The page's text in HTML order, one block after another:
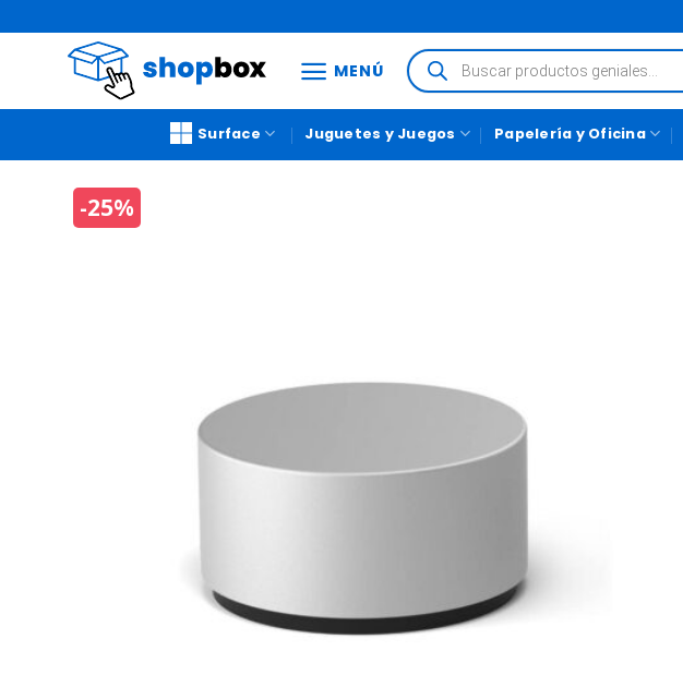
MENÚ
Surface Juguetes y Juegos Papelería y Oficina
-25%